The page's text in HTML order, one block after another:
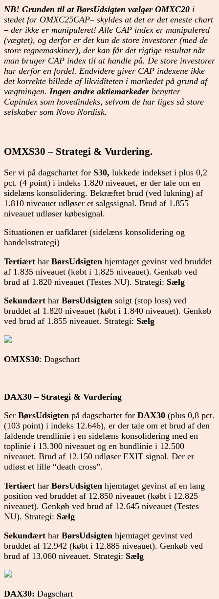
NB! Grunden til at BørsUdsigten vælger OMXC20 i
stedet for OMXC25CAP– skyldes at det er det eneste chart
– der ikke er manipuleret! Alle CAP index er manipulered
(vægtet), og derfor er det kun de store investorer (med de
store regnemaskiner), der kan får det rigtige resultat når
man bruger CAP index til at handle på. De store investorer
har derfor en fordel. Endvidere giver CAP indexene ikke
det korrekte billede af likviditeten i markedet på grund af
vægtningen. Ingen andre aktiemarkeder benytter
Capindex som hovedindeks, selvom de har liges så store
selskaber som Novo Nordisk.
OMXS30 – Strategi & Vurdering.
Ser vi på dagschartet for S30, lukkede indekset i plus 0,2
pct. (4 point) i indeks 1.820 niveauet, er der tale om en
sidelæns konsolidering. Bekræftet brud (ved lukning) af
1.810 niveauet udløser et salgssignal. Brud af 1.855
niveauet udløser købesignal.
Situationen er uafklaret (sidelæns konsolidering og
handelsstrategi)
Tertiært har BørsUdsigten hjemtaget gevinst ved bruddet
af 1.835 niveauet (købt i 1.825 niveauet). Genkøb ved
brud af 1.820 niveauet (Testes NU). Strategi: Sælg
Sekundært har BørsUdsigten solgt (stop loss) ved
bruddet af 1.820 niveauet (købt i 1.840 niveauet). Genkøb
ved brud af 1.855 niveauet. Strategi: Sælg
OMXS30: Dagschart
DAX30 – Strategi & Vurdering
Ser BørsUdsigten på dagschartet for DAX30 (plus 0,8 pct.
(103 point) i indeks 12.646), er der tale om et brud af den
faldende trendlinie i en sidelæns konsolidering med en
toplinie i 13.300 niveauet og en bundlinie i 12.500
niveauet. Brud af 12.150 udløser EXIT signal. Der er
udløst et lille “death cross”.
Tertiært har BørsUdsigten hjemtaget gevinst af en lang
position ved bruddet af 12.850 niveauet (købt i 12.825
niveauet). Genkøb ved brud af 12.645 niveauet (Testes
NU). Strategi: Sælg
Sekundært har BørsUdsigten hjemtaget gevinst ved
bruddet af 12.942 (købt i 12.885 niveauet). Genkøb ved
brud af 13.060 niveauet. Strategi: Sælg
DAX30: Dagschart